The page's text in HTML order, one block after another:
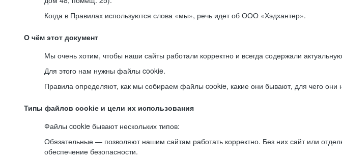
Когда в Правилах используются слова «мы», речь идет об ООО «Хэдхантер».
О чём этот документ
Мы очень хотим, чтобы наши сайты работали корректно и всегда содержали
Для этого нам нужны файлы cookie.
Правила определяют, как мы собираем файлы cookie, какие они бывают, для чего они
Типы файлов cookie и цели их использования
Файлы cookie бывают нескольких типов:
Обязательные — позволяют нашим сайтам работать корректно. Без них сайт или
обеспечение безопасности.